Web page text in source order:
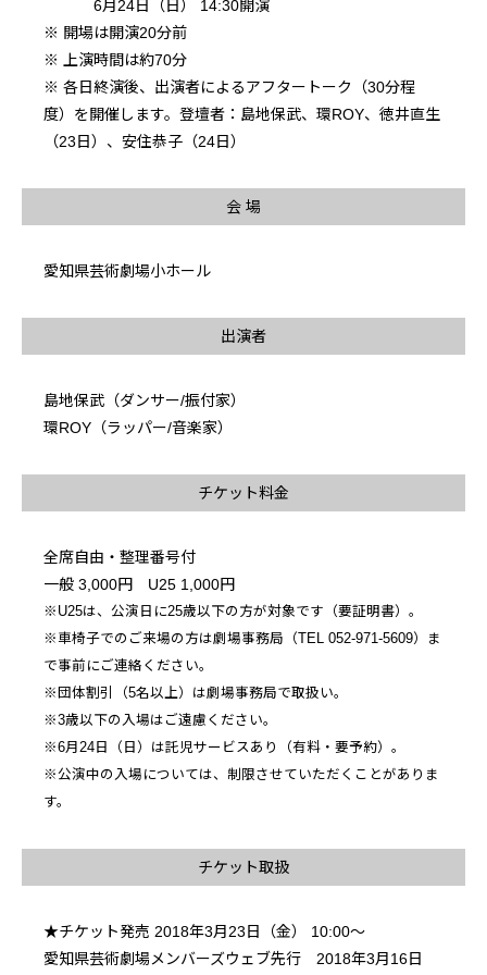
6月24日（日） 14:30開演
※ 開場は開演20分前
※ 上演時間は約70分
※ 各日終演後、出演者によるアフタートーク（30分程
度）を開催します。登壇者：島地保武、環ROY、徳井直生
（23日）、安住恭子（24日）
会 場
愛知県芸術劇場小ホール
出演者
島地保武（ダンサー/振付家）
環ROY（ラッパー/音楽家）
チケット料金
全席自由・整理番号付
一般 3,000円
U25 1,000円
※U25は、公演日に25歳以下の方が対象です（要証明書）。
※車椅子でのご来場の方は劇場事務局（TEL 052-971-5609）ま
で事前にご連絡ください。
※団体割引（5名以上）は劇場事務局で取扱い。
※3歳以下の入場はご遠慮ください。
※6月24日（日）は託児サービスあり（有料・要予約）。
※公演中の入場については、制限させていただくことがありま
す。
チケット取扱
★チケット発売 2018年3月23日（金） 10:00～
愛知県芸術劇場メンバーズウェブ先行 2018年3月16日